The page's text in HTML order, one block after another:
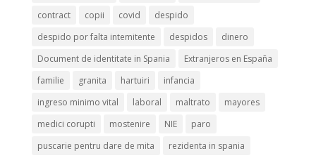
contract
copii covid
despido
despido por falta intemitente
despidos
dinero
Document de identitate in Spania
Extranjeros en España
familie
granita hartuiri
infancia
ingreso minimo vital
laboral maltrato
mayores
medici corupti
mostenire NIE
paro
puscarie pentru dare de mita
rezidenta in spania